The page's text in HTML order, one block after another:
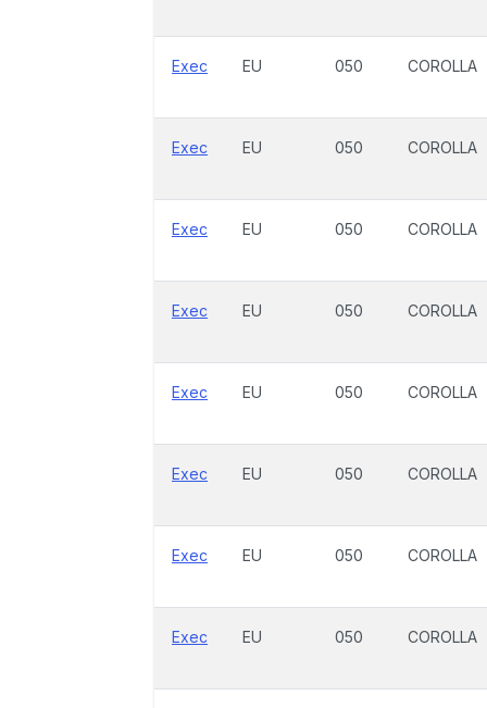
Exec EU 050 COROLLA
Exec EU 050 COROLLA
Exec EU 050 COROLLA
Exec EU 050 COROLLA
Exec EU 050 COROLLA
Exec EU 050 COROLLA
Exec EU 050 COROLLA
Exec EU 050 COROLLA